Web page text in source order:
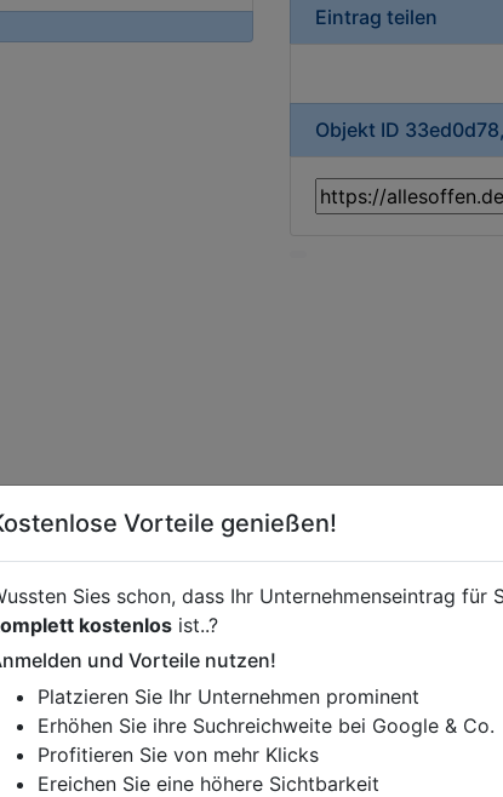
Eintrag teilen
Objekt ID
oder andere relevante Informationen hinzufügen?
Gerne erweitern wir Ihren Firmeneintrag um
Ihren Wettbewerbern abheben.
Vorteile genießen!
Sies schon, dass Ihr Unternehmenseintrag für
kostenlos ist..?
und Vorteile nutzen!
Platzieren Sie Ihr Unternehmen prominent
Erhöhen Sie ihre Suchreichweite bei Google & Co.
Profitieren Sie von mehr Klicks
Ereichen Sie eine höhere Sichtbarkeit